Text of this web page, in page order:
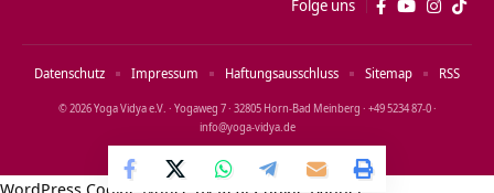
Folge uns
© 2026 Yoga Vidya e.V. · Yogaweg 7 · 32805 Horn‑Bad Meinberg · +49 5234 87‑0 ·
info@yoga‑vidya.de
Datenschutz Impressum Haftungsausschluss Sitemap RSS